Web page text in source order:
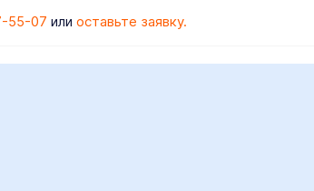
55-07 или оставьте заявку.